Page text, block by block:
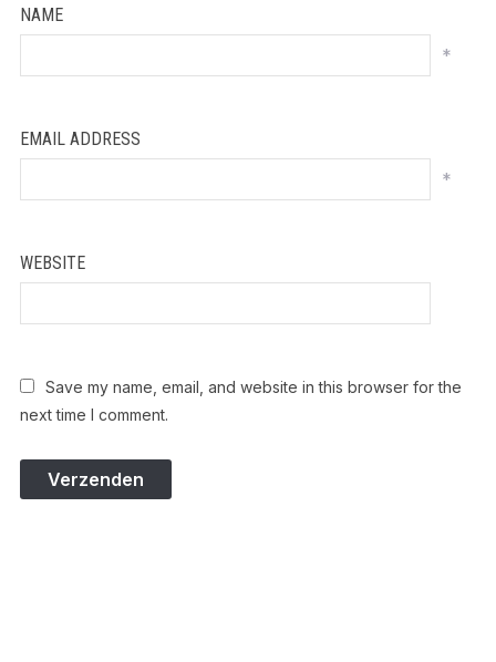
NAME
*
EMAIL ADDRESS
*
WEBSITE
Save my name, email, and website in this browser for the
next time I comment.